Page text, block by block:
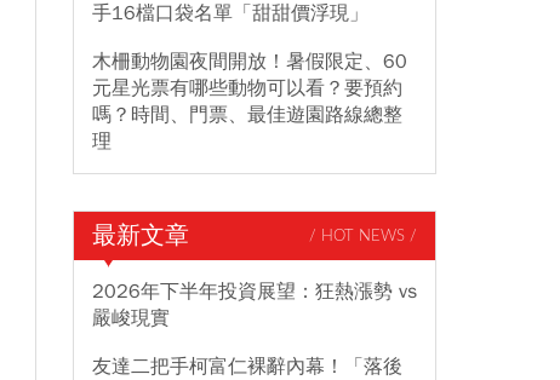
手16檔口袋名單「甜甜價浮現」
木柵動物園夜間開放！暑假限定、60
元星光票有哪些動物可以看？要預約
嗎？時間、門票、最佳遊園路線總整
理
最新文章 / HOT NEWS /
2026年下半年投資展望：狂熱漲勢 vs
嚴峻現實
友達二把手柯富仁裸辭內幕！「落後